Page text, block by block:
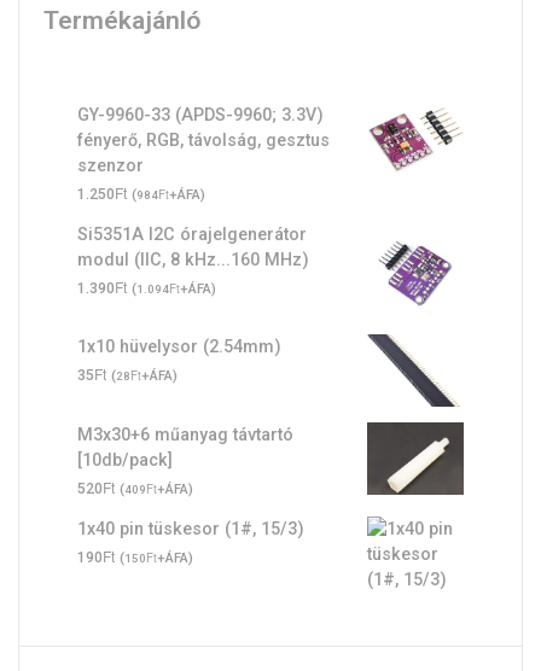
Termékajánló
GY-9960-33 (APDS-9960; 3.3V)
fényerő, RGB, távolság, gesztus
szenzor
1.250Ft (984Ft+ÁFA)
Si5351A I2C órajelgenerátor
modul (IIC, 8 kHz...160 MHz)
1.390Ft (1.094Ft+ÁFA)
1x10 hüvelysor (2.54mm)
35Ft (28Ft+ÁFA)
M3x30+6 műanyag távtartó
[10db/pack]
520Ft (409Ft+ÁFA)
1x40 pin tüskesor (1#, 15/3)
190Ft (150Ft+ÁFA)